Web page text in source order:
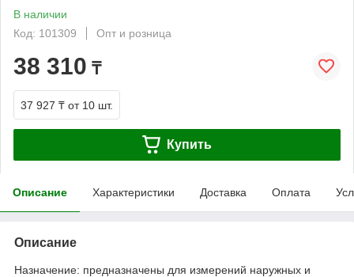
В наличии
Код: 101309
Опт и розница
38 310 ₸
37 927 ₸ от 10 шт.
Купить
Описание Характеристики Доставка Оплата
Описание
Назначение: предназначены для измерений наружных и